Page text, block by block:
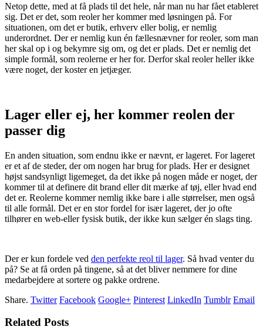
Netop dette, med at få plads til det hele, når man nu har fået etableret
sig. Det er det, som reoler her kommer med løsningen på. For
situationen, om det er butik, erhverv eller bolig, er nemlig
underordnet. Der er nemlig kun én fællesnævner for reoler, som man
her skal op i og bekymre sig om, og det er plads. Det er nemlig det
simple formål, som reolerne er her for. Derfor skal reoler heller ikke
være noget, der koster en jetjæger.
Lager eller ej, her kommer reolen der
passer dig
En anden situation, som endnu ikke er nævnt, er lageret. For lageret
er et af de steder, der om nogen har brug for plads. Her er designet
højst sandsynligt ligemeget, da det ikke på nogen måde er noget, der
kommer til at definere dit brand eller dit mærke af tøj, eller hvad end
det er. Reolerne kommer nemlig ikke bare i alle størrelser, men også
til alle formål. Det er en stor fordel for især lageret, der jo ofte
tilhører en web-eller fysisk butik, der ikke kun sælger én slags ting.
Der er kun fordele ved den perfekte reol til lager. Så hvad venter du
på? Se at få orden på tingene, så at det bliver nemmere for dine
medarbejdere at sortere og pakke ordrene.
Share. Twitter Facebook Google+ Pinterest LinkedIn Tumblr Email
Related Posts